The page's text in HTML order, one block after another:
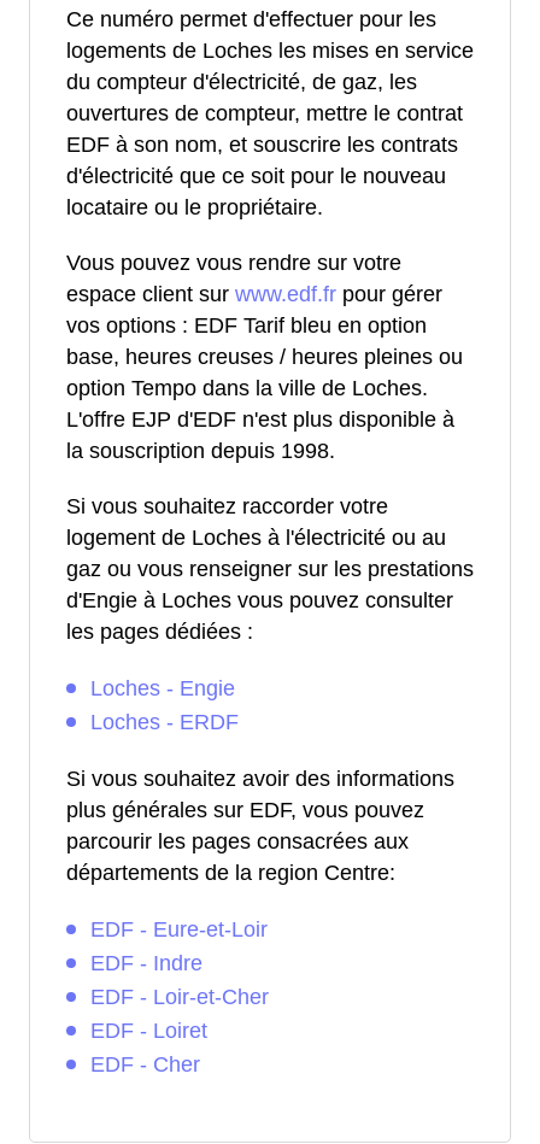
Ce numéro permet d'effectuer pour les
logements de Loches les mises en service
du compteur d'électricité, de gaz, les
ouvertures de compteur, mettre le contrat
EDF à son nom, et souscrire les contrats
d'électricité que ce soit pour le nouveau
locataire ou le propriétaire.
Vous pouvez vous rendre sur votre
espace client sur www.edf.fr pour gérer
vos options : EDF Tarif bleu en option
base, heures creuses / heures pleines ou
option Tempo dans la ville de Loches.
L'offre EJP d'EDF n'est plus disponible à
la souscription depuis 1998.
Si vous souhaitez raccorder votre
logement de Loches à l'électricité ou au
gaz ou vous renseigner sur les prestations
d'Engie à Loches vous pouvez consulter
les pages dédiées :
Loches - Engie
Loches - ERDF
Si vous souhaitez avoir des informations
plus générales sur EDF, vous pouvez
parcourir les pages consacrées aux
départements de la region Centre:
EDF - Eure-et-Loir
EDF - Indre
EDF - Loir-et-Cher
EDF - Loiret
EDF - Cher